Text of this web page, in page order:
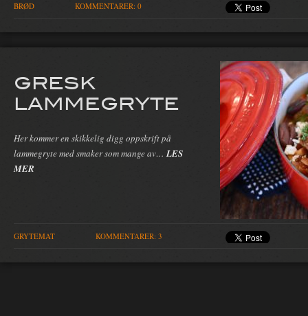
BRØD KOMMENTARER: 0
GRESK
LAMMEGRYTE
Her kommer en skikkelig digg oppskrift på
lammegryte med smaker som mange av… LES
MER
GRYTEMAT KOMMENTARER: 3